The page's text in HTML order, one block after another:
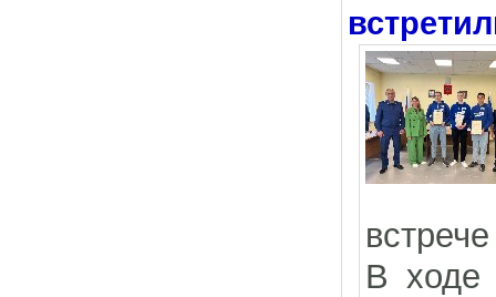
В ходе